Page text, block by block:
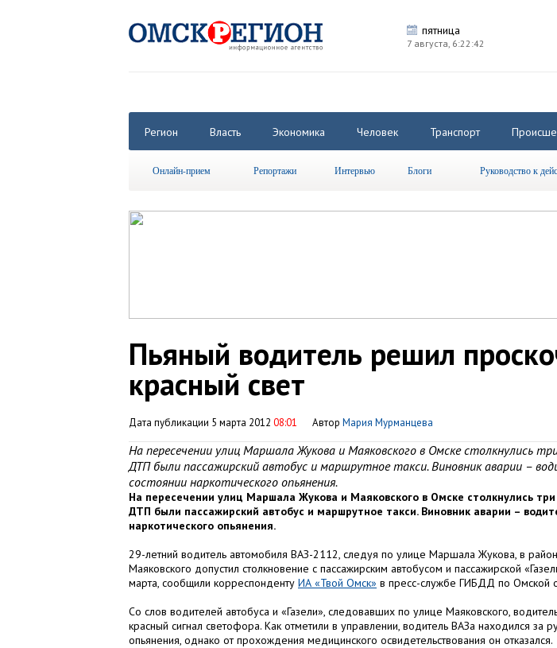
пятница
7 августа, 6:22:43
Регион Власть Экономика Человек Транспорт
Онлайн-прием Репортажи Интервью Блоги Руководство к
Пьяный водитель решил
красный свет
Дата публикации 5 марта 2012 08:01 Автор Мария Мурманцева
На пересечении улиц Маршала Жукова и Маяковского в Омске столкнулись
ДТП были пассажирский автобус и маршрутное такси. Виновник аварии –
состоянии наркотического опьянения.
На пересечении улиц Маршала Жукова и Маяковского в Омске столкнулись
ДТП были пассажирский автобус и маршрутное такси. Виновник аварии –
наркотического опьянения.
29-летний водитель автомобиля ВАЗ-2112, следуя по улице Маршала Жукова, в
Маяковского допустил столкновение с пассажирским автобусом и пассажирской
марта, сообщили корреспонденту ИА «Твой Омск» в пресс-службе ГИБДД по Омской
Со слов водителей автобуса и «Газели», следовавших по улице Маяковского,
красный сигнал светофора. Как отметили в управлении, водитель ВАЗа находился за
опьянения, однако от прохождения медицинского освидетельствования он отказался.